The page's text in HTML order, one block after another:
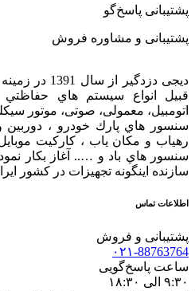
پشتیبانی پاسخ‌گو
پشتیبانی و مشاوره فروش
دیجی دزدگیر
قبيل انواع سيستم هاي حفاظتي
اتومبیل، معمولی، صوتی، موتور
سنسور هاي پارك خودرو ، دوربين
رهياب و مكان ياب ، كاركيت
سنسور هاي باد و ….. آغاز بكار
سازنده اينگونه تجهيزات در كشور
اطلاعات تماس
پشتیبانی و فروش
۰۲۱-88763764
ساعت پاسخ‌گویی
۹:۳۰ الی ۱۸:۳۰